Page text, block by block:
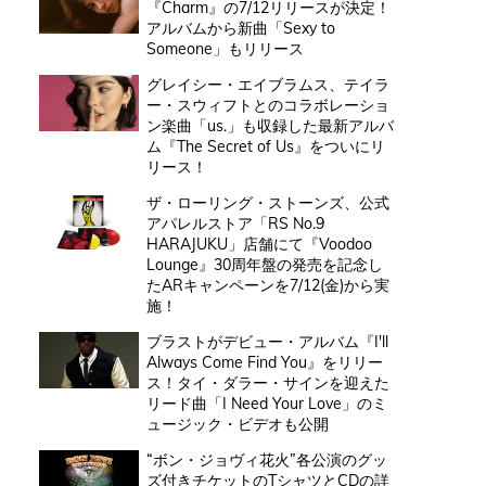
『Charm』の7/12リリースが決定！
アルバムから新曲「Sexy to
Someone」もリリース
グレイシー・エイブラムス、テイラ
ー・スウィフトとのコラボレーショ
ン楽曲「us.」も収録した最新アルバ
ム『The Secret of Us』をついにリ
リース！
ザ・ローリング・ストーンズ、公式
アパレルストア「RS No.9
HARAJUKU」店舗にて『Voodoo
Lounge』30周年盤の発売を記念し
たARキャンペーンを7/12(金)から実
施！
ブラストがデビュー・アルバム『I'll
Always Come Find You』をリリー
ス！タイ・ダラー・サインを迎えた
リード曲「I Need Your Love」のミ
ュージック・ビデオも公開
“ボン・ジョヴィ花火”各公演のグッ
ズ付きチケットのTシャツとCDの詳